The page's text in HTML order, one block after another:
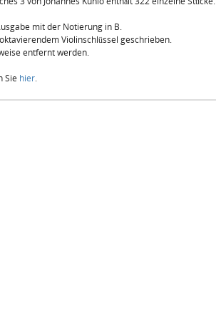
mit der Notierung in B.
Violinschlüssel geschrieben.
entfernt werden.
Sie hier.